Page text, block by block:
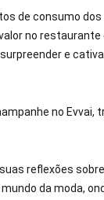
de consumo
no
e
no
reflexões
da moda,